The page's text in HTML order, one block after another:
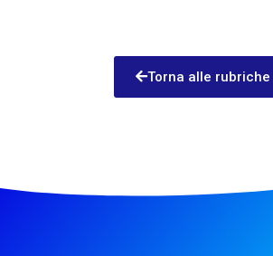
Torna alle rubriche